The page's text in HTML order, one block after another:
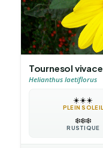
Tournesol vivace
Helianthus laetiflorus
☀️☀️☀️
PLEIN SOLEIL
❄️❄️❄️
RUSTIQUE